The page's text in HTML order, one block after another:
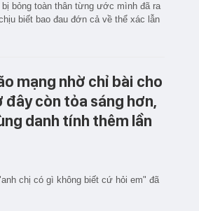
bỏng toàn thân từng ước mình đã ra
biết bao đau đớn cả về thể xác lẫn
mạng nhờ chỉ bài cho
còn tỏa sáng hơn,
danh tính thêm lần
chị có gì không biết cứ hỏi em" đã